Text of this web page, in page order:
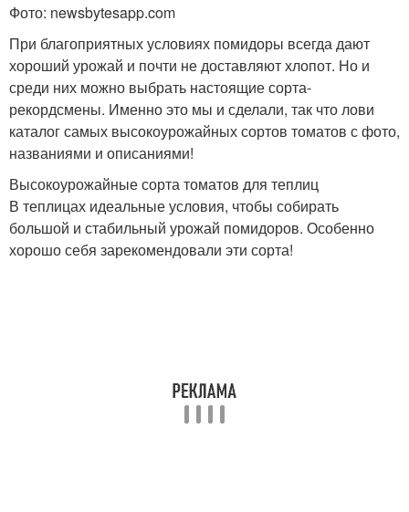
Фото: newsbytesapp.com
При благоприятных условиях помидоры всегда дают
хороший урожай и почти не доставляют хлопот. Но и
среди них можно выбрать настоящие сорта-
рекордсмены. Именно это мы и сделали, так что лови
каталог самых высокоурожайных сортов томатов с фото,
названиями и описаниями!
Высокоурожайные сорта томатов для теплиц
В теплицах идеальные условия, чтобы собирать
большой и стабильный урожай помидоров. Особенно
хорошо себя зарекомендовали эти сорта!